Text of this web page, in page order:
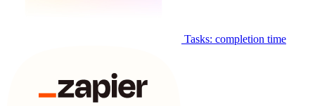
Tasks: completion time